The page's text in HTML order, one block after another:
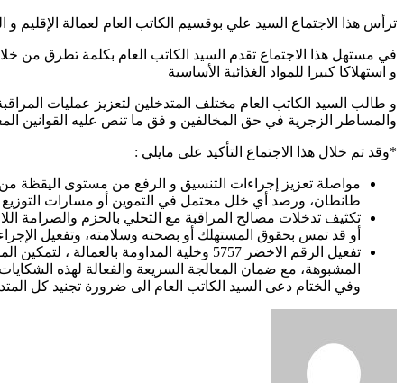
ترأس هذا الاجتماع السيد علي بوقسيم الكاتب العام لعمالة الإقليم
و استهلاكا كبيرا للمواد الغذائية الأساسية
و طالب السيد الكاتب العام مختلف المتدخلين لتعزيز عمليات
والمساطر الزجرية في حق المخالفين و فق ما تنص عليه القوانين
*وقد تم خلال هذا الاجتماع التأكيد على مايلي :
مواصلة تعزيز إجراءات التنسيق و الرفع من مستوى اليقظة من
طانطان، ورصد أي خلل محتمل في التموين أو مسارات التوزيع
تكثيف تدخلات مصالح المراقبة مع التحلي بالحزم والصرامة
أو قد تمس بحقوق المستهلك أو بصحته وسلامته، وتفعيل
تفعيل الرقم الاخضر 5757 وخلية
المشبوهة، مع ضمان المعالجة السريعة والفعالة لهذه
وفي الختام دعى السيد الكاتب العام الى ضرورة تجنيد كل